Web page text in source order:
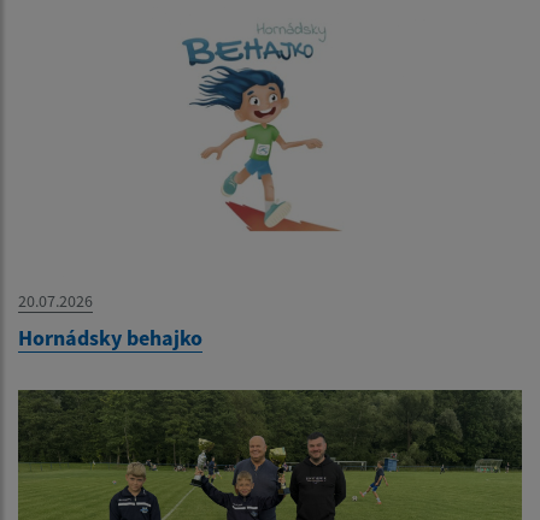
20.07.2026
Hornádsky behajko